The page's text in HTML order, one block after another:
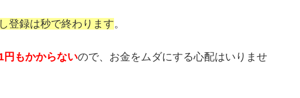
登録は秒で終わります。
円もかからないので、お金をムダにする心配はいりませ